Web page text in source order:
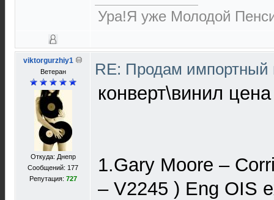
Ура!Я уже Молодой
viktorgurzhiy1
Ветеран
Откуда: Днепр
Сообщений: 177
Репутация: 727
RE: Продам
конверт\винил
1.Gary Moore ‎–
‎– V2245 ) Eng OIS